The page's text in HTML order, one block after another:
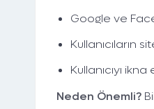
Google ve
Kullanıcıların
Kullanıcıyı
Neden Önemli?